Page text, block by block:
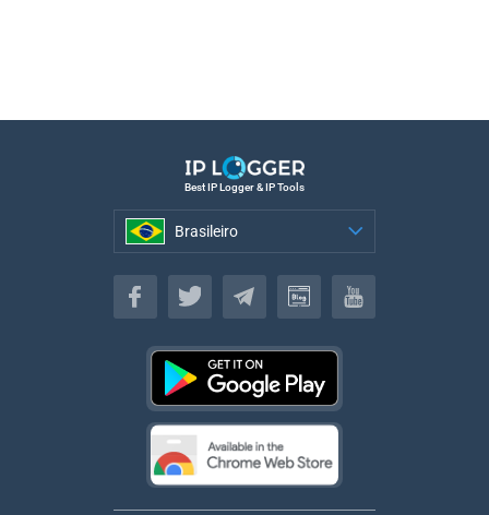
Best IP Logger & IP Tools
Brasileiro
Brasileiro